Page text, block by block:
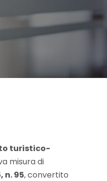
turistico-
misura di
n. 95, convertito